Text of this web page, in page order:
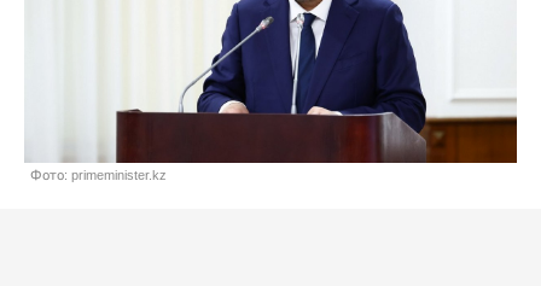
Фото: primeminister.kz